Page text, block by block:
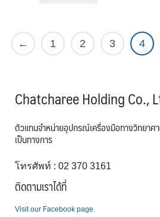
← 1 2 3 4
Chatcharee Holding Co.,
ตัวแทนจำหน่ายอุปกรณ์เครื่องมือทางวิทยา
เป็นทางการ
โทรศัพท์ : 02 370 3161
ติดตามเราได้ที่
Visit our Facebook page